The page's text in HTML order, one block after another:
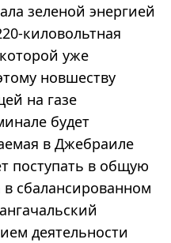
зеленой энергией
киловольтная
уже
новшеству
на газе
будет
в Джебраиле
поступать в общую
в сбалансированном
деятельности